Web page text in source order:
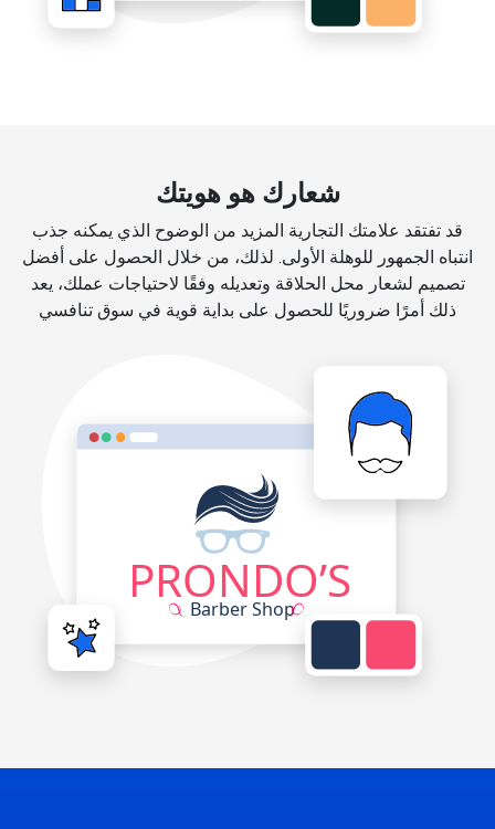
شعارك هو هويتك
قد تفتقد علامتك التجارية المزيد من الوضوح الذي يمكنه جذب
انتباه الجمهور للوهلة الأولى. لذلك، من خلال الحصول على أفضل
تصميم لشعار محل الحلاقة وتعديله وفقًا لاحتياجات عملك، يعد
ذلك أمرًا ضروريًا للحصول على بداية قوية في سوق تنافسي